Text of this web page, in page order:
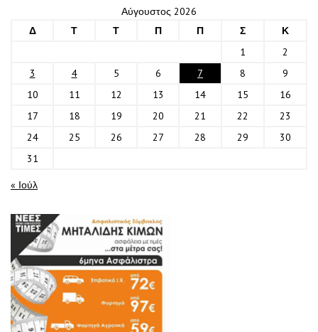
Αύγουστος 2026
Δ
Τ Τ Π Π Σ
Κ
1
2
3
4 5 6 7 8
9
10
11 12 13 14 15
16
17
18 19 20 21 22
23
24
25 26 27 28 29
30
31
« Ιούλ